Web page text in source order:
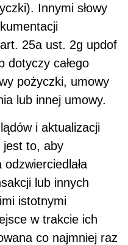
Innymi słowy
25a ust. 2g updof
dotyczy całego
pożyczki, umowy
lub innej umowy.
i aktualizacji
jest to, aby
lub innych
istotnymi
w trakcie ich
co najmniej raz